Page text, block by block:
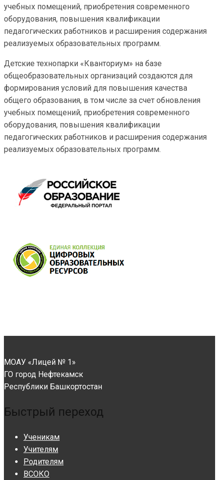
учебных помещений, приобретения современного
оборудования, повышения квалификации
педагогических работников и расширения содержания
реализуемых образовательных программ.
Детские технопарки «Кванториум» на базе
общеобразовательных организаций создаются для
формирования условий для повышения качества
общего образования, в том числе за счет обновления
учебных помещений, приобретения современного
оборудования, повышения квалификации
педагогических работников и расширения содержания
реализуемых образовательных программ.
МОАУ «Лицей № 1»
ГО город Нефтекамск
Республики Башкортостан
Быстрый переход
Ученикам
Учителям
Родителям
ВСОКО